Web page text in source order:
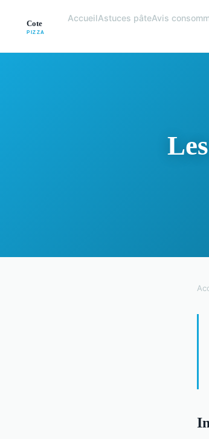
AccueilAstuces pâteAvis